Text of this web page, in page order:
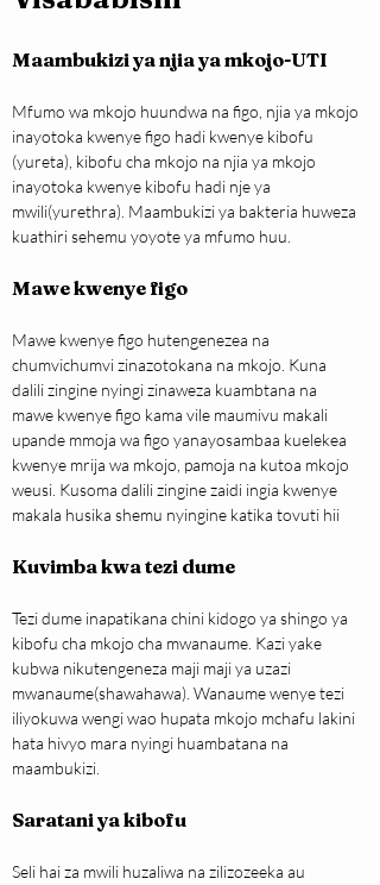
Maambukizi ya njia ya mkojo-UTI
Mfumo wa mkojo huundwa na figo, njia ya mkojo
inayotoka kwenye figo hadi kwenye kibofu
(yureta), kibofu cha mkojo na njia ya mkojo
inayotoka kwenye kibofu hadi nje ya
mwili(yurethra). Maambukizi ya bakteria huweza
kuathiri sehemu yoyote ya mfumo huu.
Mawe kwenye figo
Mawe kwenye figo hutengenezea na
chumvichumvi zinazotokana na mkojo. Kuna
dalili zingine nyingi zinaweza kuambtana na
mawe kwenye figo kama vile maumivu makali
upande mmoja wa figo yanayosambaa kuelekea
kwenye mrija wa mkojo, pamoja na kutoa mkojo
weusi. Kusoma dalili zingine zaidi ingia kwenye
makala husika shemu nyingine katika tovuti hii
Kuvimba kwa tezi dume
Tezi dume inapatikana chini kidogo ya shingo ya
kibofu cha mkojo cha mwanaume. Kazi yake
kubwa nikutengeneza maji maji ya uzazi
mwanaume(shawahawa). Wanaume wenye tezi
iliyokuwa wengi wao hupata mkojo mchafu lakini
hata hivyo mara nyingi huambatana na
maambukizi.
Saratani ya kibofu
Seli hai za mwili huzaliwa na zilizozeeka au